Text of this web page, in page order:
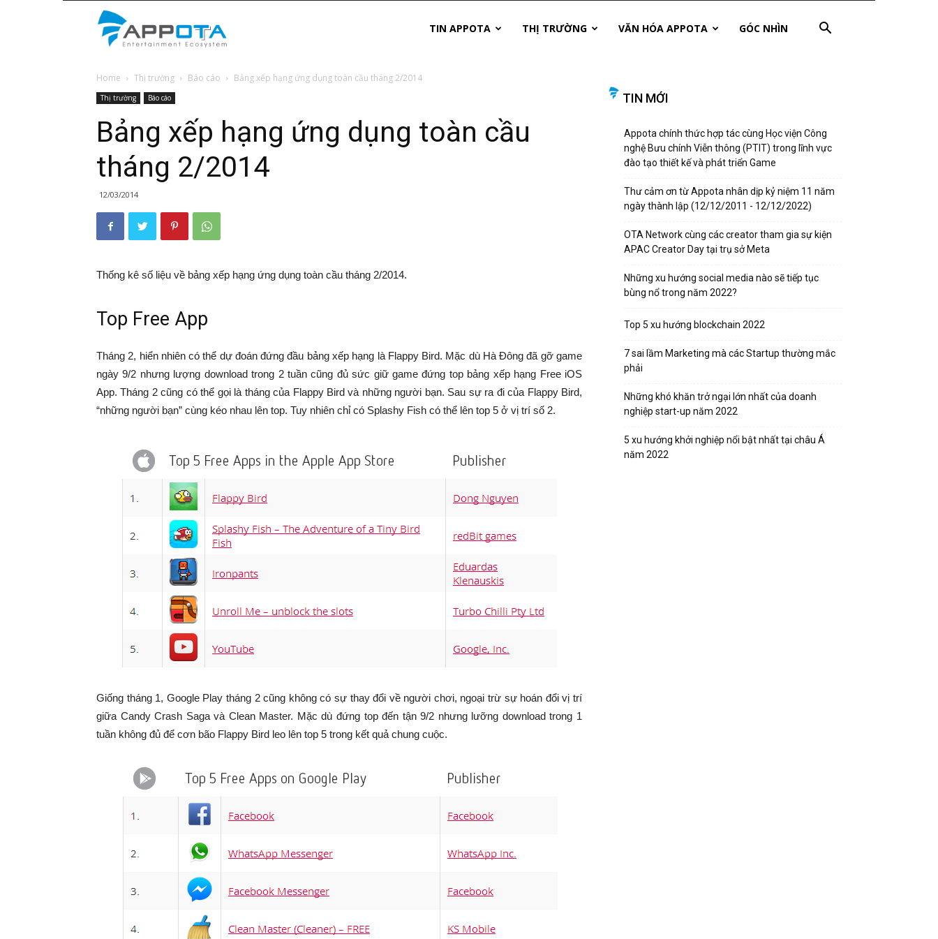
News
TIN APPOTA THỊ TRƯỜNG VĂN HÓA APPOTA GÓC NHÌN
Home Thị trường Báo cáo Bảng xếp hạng ứng dụng toàn cầu tháng 2/2014
Thị trường Báo cáo
Bảng xếp hạng ứng dụng toàn cầu
tháng 2/2014
12/03/2014
Thống kê số liệu về bảng xếp hạng ứng dụng toàn cầu tháng 2/2014.
Top Free App
Tháng 2, hiển nhiên có thể dự đoán đứng đầu bảng xếp hạng là Flappy Bird. Mặc dù Hà Đông đã gỡ game
ngày 9/2 nhưng lượng download trong 2 tuần cũng đủ sức giữ game đứng top bảng xếp hạng Free iOS
App. Tháng 2 cũng có thể gọi là tháng của Flappy Bird và những người bạn. Sau sự ra đi của Flappy Bird,
“những người bạn” cùng kéo nhau lên top. Tuy nhiên chỉ có Splashy Fish có thể lên top 5 ở vị trí số 2.
Giống tháng 1, Google Play tháng 2 cũng không có sự thay đổi về người chơi, ngoại trừ sự hoán đổi vị trí
giữa Candy Crash Saga và Clean Master. Mặc dù đứng top đến tận 9/2 nhưng lưỡng download trong 1
tuần không đủ để cơn bão Flappy Bird leo lên top 5 trong kết quả chung cuộc.
TIN MỚI
Appota chính thức hợp tác cùng Học viện Công
nghệ Bưu chính Viễn thông (PTIT) trong lĩnh vực
đào tạo thiết kế và phát triển Game
Thư cảm ơn từ Appota nhân dịp kỷ niệm 11 năm
ngày thành lập (12/12/2011 - 12/12/2022)
OTA Network cùng các creator tham gia sự kiện
APAC Creator Day tại trụ sở Meta
Những xu hướng social media nào sẽ tiếp tục
bùng nổ trong năm 2022?
Top 5 xu hướng blockchain 2022
7 sai lầm Marketing mà các Startup thường mắc
phải
Những khó khăn trở ngại lớn nhất của doanh
nghiệp start-up năm 2022
5 xu hướng khởi nghiệp nổi bật nhất tại châu Á
năm 2022